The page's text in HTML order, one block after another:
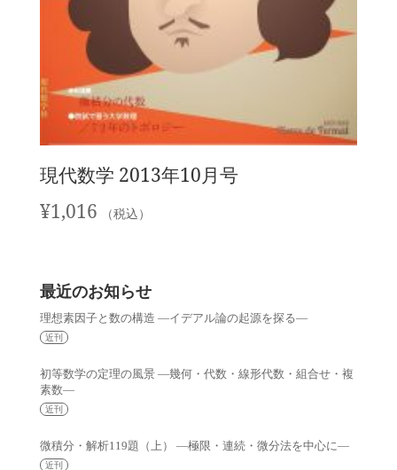
現代数学 2013年10月号
¥1,016 （税込）
最近のお知らせ
理想素因子と数の構造 —イデアル論の起源を探る—
近刊
初等数学の定理の風景 —幾何・代数・線形代数・組合せ・複
素数—
近刊
微積分・解析119題（上） —極限・連続・微分法を中心に—
近刊